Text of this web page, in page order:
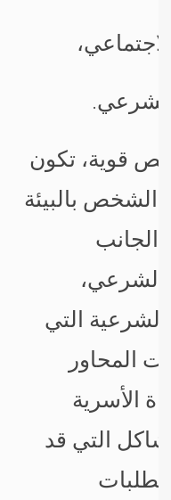
قوية، تكون
الشخص بالبيئة
الجانب
الشرعي،
الشرعية التي
المحاور
الأسرية
التي قد